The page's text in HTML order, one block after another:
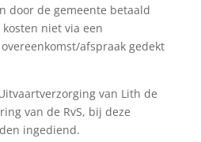
door de gemeente betaald
niet via een
afspraak gedekt
van Lith de
van de RvS, bij deze
ingediend.